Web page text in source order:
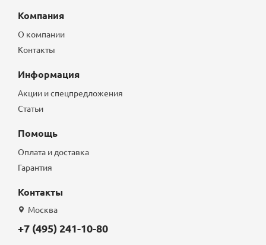
Компания
О компании
Контакты
Информация
Акции и спецпредложения
Статьи
Помощь
Оплата и доставка
Гарантия
Контакты
Москва
+7 (495) 241-10-80